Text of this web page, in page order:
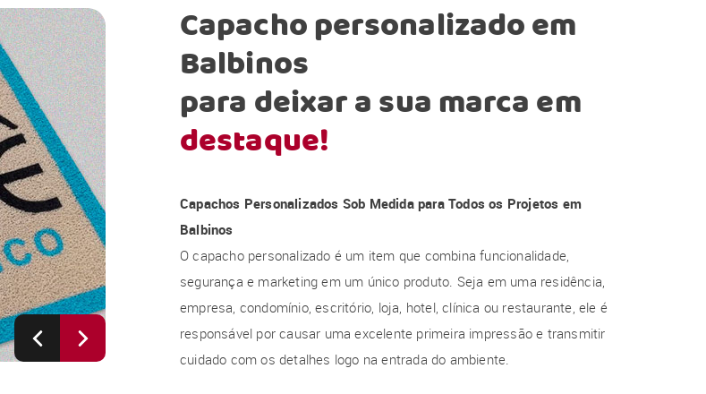
Capacho personalizado em
Balbinos
para deixar a sua marca em
destaque!
Capachos Personalizados Sob Medida para Todos os Projetos em
Balbinos
O capacho personalizado é um item que combina funcionalidade,
segurança e marketing em um único produto. Seja em uma residência,
empresa, condomínio, escritório, loja, hotel, clínica ou restaurante, ele é
responsável por causar uma excelente primeira impressão e transmitir
cuidado com os detalhes logo na entrada do ambiente.